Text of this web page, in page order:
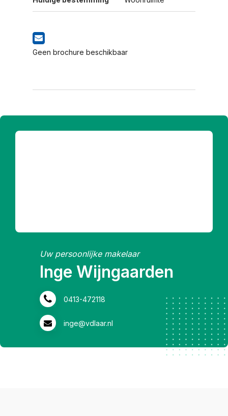
Geen brochure beschikbaar
Uw persoonlijke makelaar
Inge Wijngaarden
0413-472118
inge@vdlaar.nl